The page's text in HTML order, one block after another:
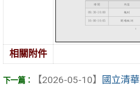
相關附件
【2026-05-10】
國立清